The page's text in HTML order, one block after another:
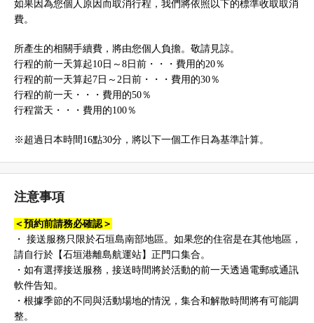
如果因為您個人原因而取消行程，我們將依照以下的標準收取取消
費。
所產生的相關手續費，將由您個人負擔。敬請見諒。
行程的前一天算起10日～8日前・・・費用的20％
行程的前一天算起7日～2日前・・・費用的30％
行程的前一天・・・費用的50％
行程當天・・・費用的100％
※超過日本時間16點30分，將以下一個工作日為基準計算。
注意事項
＜預約前請務必確認＞
・ 接送服務只限於石垣島南部地區。如果您的住宿是在其他地區，
請自行於【石垣港離島航運站】正門口集合。
・如有選擇接送服務，接送時間將於活動的前一天透過電郵或通訊
軟件告知。
・根據季節的不同與活動場地的情況，集合和解散時間將有可能調
整。